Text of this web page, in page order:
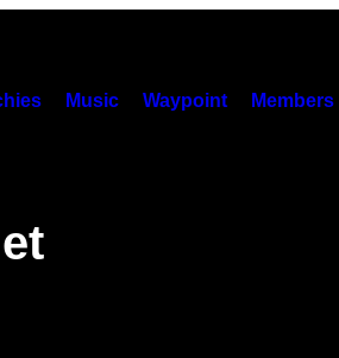
Music Waypoint Members